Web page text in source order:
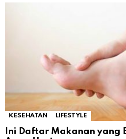
KESEHATAN LIFESTYLE
Ini Daftar Makanan yang